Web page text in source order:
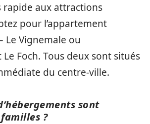
rapide aux attractions
pour l’appartement
Le Vignemale ou
Le Foch. Tous deux sont situés
du centre-ville.
sont
?